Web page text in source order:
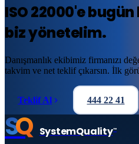
ISO 22000'ebugün
biz yönetelim.
Danışmanlık ekibimiz firmanızı
takvim ve net teklif çıkarsın. İlk
Teklif Al 444 22 41
SQ SystemQuality™